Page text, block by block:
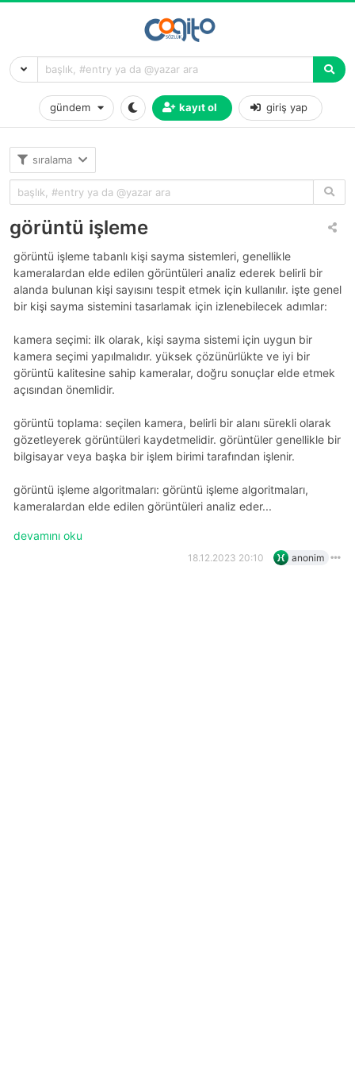
gündem kayıt ol giriş yap
sıralama
görüntü işleme
görüntü işleme tabanlı kişi sayma sistemleri, genellikle
kameralardan elde edilen görüntüleri analiz ederek belirli bir
alanda bulunan kişi sayısını tespit etmek için kullanılır. i̇şte genel
bir kişi sayma sistemini tasarlamak için izlenebilecek adımlar:
kamera seçimi: i̇lk olarak, kişi sayma sistemi için uygun bir
kamera seçimi yapılmalıdır. yüksek çözünürlükte ve iyi bir
görüntü kalitesine sahip kameralar, doğru sonuçlar elde etmek
açısından önemlidir.
görüntü toplama: seçilen kamera, belirli bir alanı sürekli olarak
gözetleyerek görüntüleri kaydetmelidir. görüntüler genellikle bir
bilgisayar veya başka bir işlem birimi tarafından işlenir.
görüntü i̇şleme algoritmaları: görüntü işleme algoritmaları,
kameralardan elde edilen görüntüleri analiz eder...
devamını oku
18.12.2023 20:10 anonim